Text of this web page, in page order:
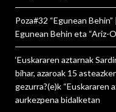
Poza#32 “Egunean
Egunean Behin eta “Ariz-
‘Euskararen aztarnak
bihar, azaroak 15
gezurra?(e)k “Euskararen
aurkezpena bidalketan